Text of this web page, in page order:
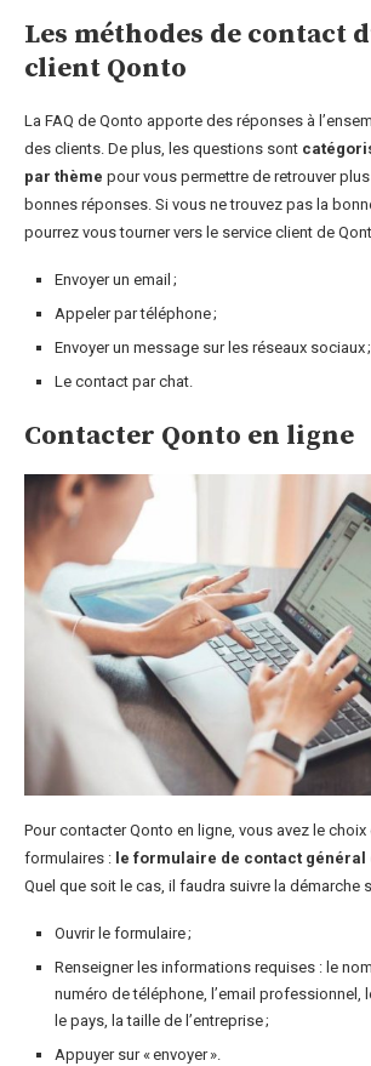
Les méthodes de contact
client Qonto
La FAQ de Qonto apporte des réponses à
des clients. De plus, les questions sont
par thème pour vous permettre de retrouver
bonnes réponses. Si vous ne trouvez pas la
pourrez vous tourner vers le service client de
Envoyer un email ;
Appeler par téléphone ;
Envoyer un message sur les réseaux sociaux ;
Le contact par chat.
Contacter Qonto en ligne
Pour contacter Qonto en ligne, vous avez le choix
formulaires : le formulaire de contact général
Quel que soit le cas, il faudra suivre la démarche
Ouvrir le formulaire ;
Renseigner les informations requises : le
numéro de téléphone, l’email professionnel,
le pays, la taille de l’entreprise ;
Appuyer sur « envoyer ».